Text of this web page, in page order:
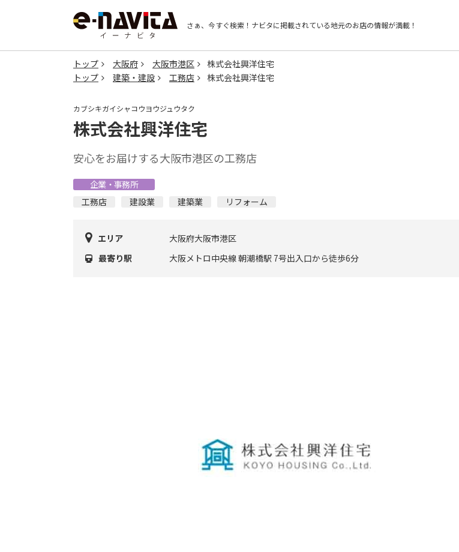
さぁ、今すぐ検索！ ナビタに掲載されている地元のお店の情報が満載！
トップ 大阪府 大阪市港区
株式会社興洋住宅
トップ
建築・建設 工務店 株式会社興洋住宅
カブシキガイシャコウヨウジュウタク
株式会社興洋住宅
安心をお届けする大阪市港区の工務店
企業・事務所
工務店
建設業 建築業 リフォーム
エリア
大阪府大阪市港区
最寄り駅
大阪メトロ中央線 朝潮橋駅 7号出入口から徒歩6分